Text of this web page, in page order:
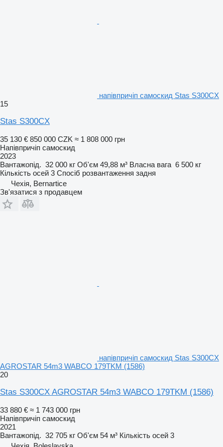
напівпричіп самоскид Stas S300CX
15
Stas S300CX
35 130 € 850 000 CZK ≈ 1 808 000 грн
Напівпричіп самоскид
2023
Вантажопід. 32 000 кг Об'єм 49,88 м³ Власна вага 6 500 кг
Кількість осей 3 Спосіб розвантаження задня
Чехія, Bernartice
Зв'язатися з продавцем
напівпричіп самоскид Stas S300CX
AGROSTAR 54m3 WABCO 179TKM (1586)
20
Stas S300CX AGROSTAR 54m3 WABCO 179TKM (1586)
33 880 € ≈ 1 743 000 грн
Напівпричіп самоскид
2021
Вантажопід. 32 705 кг Об'єм 54 м³ Кількість осей 3